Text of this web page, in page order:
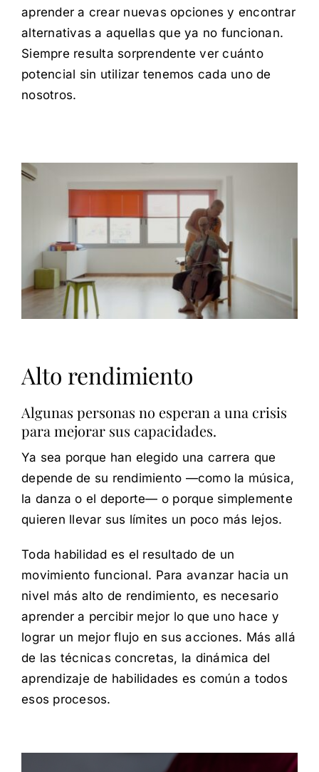
aprender a crear nuevas opciones y encontrar
alternativas a aquellas que ya no funcionan.
Siempre resulta sorprendente ver cuánto
potencial sin utilizar tenemos cada uno de
nosotros.
Alto rendimiento
Algunas personas no esperan a una crisis
para mejorar sus capacidades.
Ya sea porque han elegido una carrera que
depende de su rendimiento —como la música,
la danza o el deporte— o porque simplemente
quieren llevar sus límites un poco más lejos.
Toda habilidad es el resultado de un
movimiento funcional. Para avanzar hacia un
nivel más alto de rendimiento, es necesario
aprender a percibir mejor lo que uno hace y
lograr un mejor flujo en sus acciones. Más allá
de las técnicas concretas, la dinámica del
aprendizaje de habilidades es común a todos
esos procesos.